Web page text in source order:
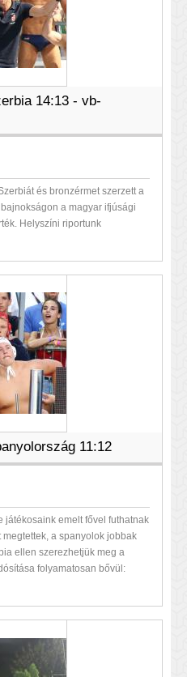
14:13 - vb-
és bronzérmet szerzett a
a magyar ifjúsági
Helyszíni riportunk
11:12
játékosaink emelt fővel futhatnak
a spanyolok jobbak
ellen szerezhetjük meg a
folyamatosan bővül: